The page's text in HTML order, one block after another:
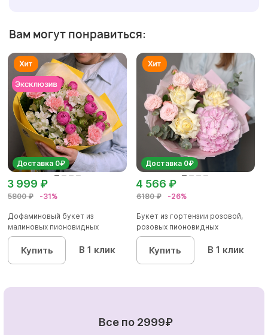
Вам могут понравиться:
Доставка 0₽
5800 ₽ -31%
3 999 ₽
Дофаминовый букет из
малиновых пионовидных
кустовых роз...
Купить В 1 клик
Доставка 0₽
6180 ₽ -26%
4 566 ₽
Букет из гортензии розовой,
розовых пионовидных
кустовы...
Купить В 1 клик
Все по 2999₽